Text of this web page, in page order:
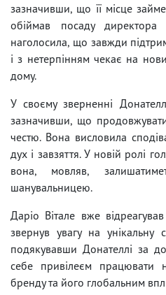
зазначивши, що її місце
обіймав посаду
наголосила, що завжди
і з нетерпінням чекає на
дому.
У своєму зверненні
зазначивши, що
честю. Вона висловила
дух і завзяття. У новій ролі
вона, мовляв,
шанувальницею.
Даріо Вітале вже
звернув увагу на
подякувавши Донателлі за
себе привілеєм працювати
бренду та його глобальним